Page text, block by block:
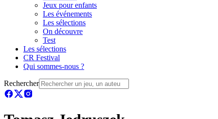
Jeux pour enfants
Les événements
Les sélections
On découvre
Test
Les sélections
CR Festival
Qui sommes-nous ?
Rechercher